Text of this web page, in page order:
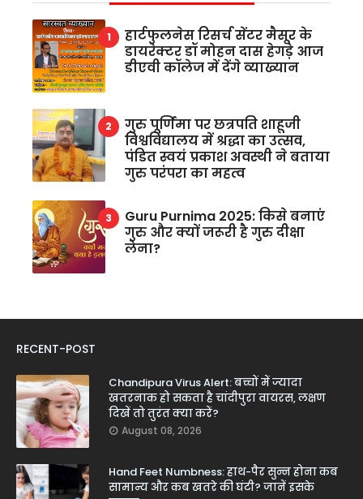
हार्टफुलनेस रिसर्च सेंटर मैसूर के
डायरेक्टर डॉ मोहन दास हेगड़े आज
डीएवी कॉलेज में देंगे व्याख्यान
गुरु पूर्णिमा पर छत्रपति शाहूजी
विश्वविद्यालय में श्रद्धा का उत्सव,
पंडित स्वयं प्रकाश अवस्थी ने बताया
गुरु परंपरा का महत्व
Guru Purnima 2025: किसे बनाएं
गुरु और क्यों जरूरी है गुरु दीक्षा
लेना?
RECENT-POST
Chandipura Virus Alert: बच्चों में ज्यादा
खतरनाक हो सकता है चांदीपुरा वायरस, लक्षण
दिखें तो तुरंत क्या करें?
August 08, 2026
Hand Feet Numbness: हाथ-पैर सुन्न होना कब
सामान्य और कब खतरे की घंटी? जानें इसके